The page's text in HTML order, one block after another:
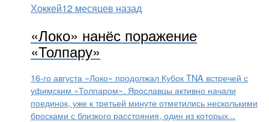
Хоккей12 месяцев назад
«Локо» нанёс поражение
«Толпару»
16-го августа «Локо» продолжал Кубок TNA встречей с
уфимским «Толпаром». Ярославцы активно начали
поединок, уже к третьей минуте отметились несколькими
бросками с близкого расстояния, один из которых...